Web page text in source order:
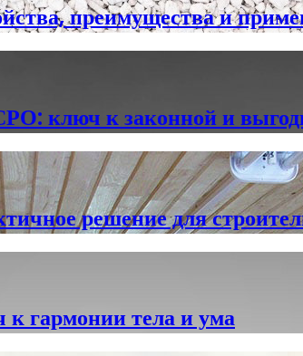
преимущества и
ключ к законной и
решение для
к гармонии тела и ума